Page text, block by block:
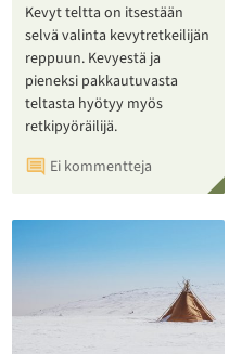
Kevyt teltta on itsestään
selvä valinta kevytretkeilijän
reppuun. Kevyestä ja
pieneksi pakkautuvasta
teltasta hyötyy myös
retkipyöräilijä.
Ei kommentteja